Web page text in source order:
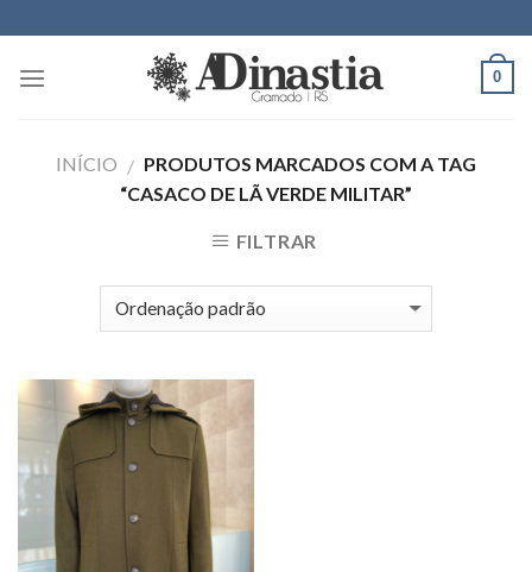
to
content
0
INÍCIO / PRODUTOS MARCADOS COM A TAG
“CASACO DE LÃ VERDE MILITAR”
FILTRAR